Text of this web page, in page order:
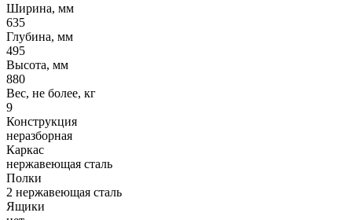
Ширина, мм
635
Глубина, мм
495
Высота, мм
880
Вес, не более, кг
9
Конструкция
неразборная
Каркас
нержавеющая сталь
Полки
2 нержавеющая сталь
Ящики